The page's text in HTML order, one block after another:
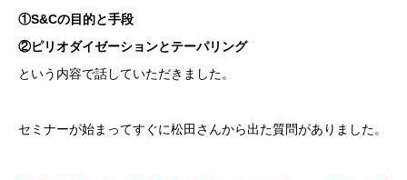
①S&Cの目的と手段
②ピリオダイゼーションとテーパリング
という内容で話していただきました。
セミナーが始まってすぐに松田さんから出た質問がありました。